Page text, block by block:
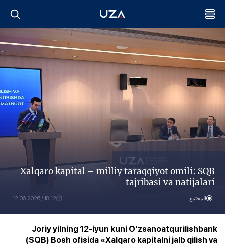
Xalqaro kapital – milliy taraqqiyot omili: SQB
tajribasi va natijalari
المجتمع 18:12 / 12.06.2026
Joriy yilning 12-iyun kuni O‘zsanoatqurilishbank
(SQB) Bosh ofisida «Xalqaro kapitalni jalb qilish va